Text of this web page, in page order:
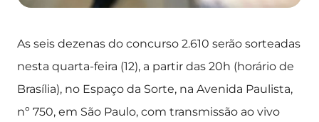
As seis dezenas do concurso 2.610 serão sorteadas
nesta quarta-feira (12), a partir das 20h (horário de
Brasília), no Espaço da Sorte, na Avenida Paulista,
nº 750, em São Paulo, com transmissão ao vivo